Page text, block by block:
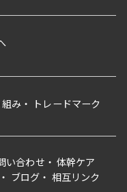
み トレードマーク
い合わせ
体幹ケア
ブログ 相互リンク